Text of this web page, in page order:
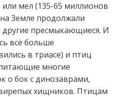
мел (135-65 миллионов
Земле продолжали
пресмыкающиеся. И
всё больше
в триасе) и птиц
многие
о бок с динозаврами,
хищников. Птицам